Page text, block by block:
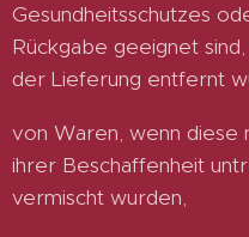
Gesundheitsschutzes
Rückgabe geeignet
der Lieferung entfernt
von Waren, wenn diese
ihrer Beschaffenheit
vermischt wurden,